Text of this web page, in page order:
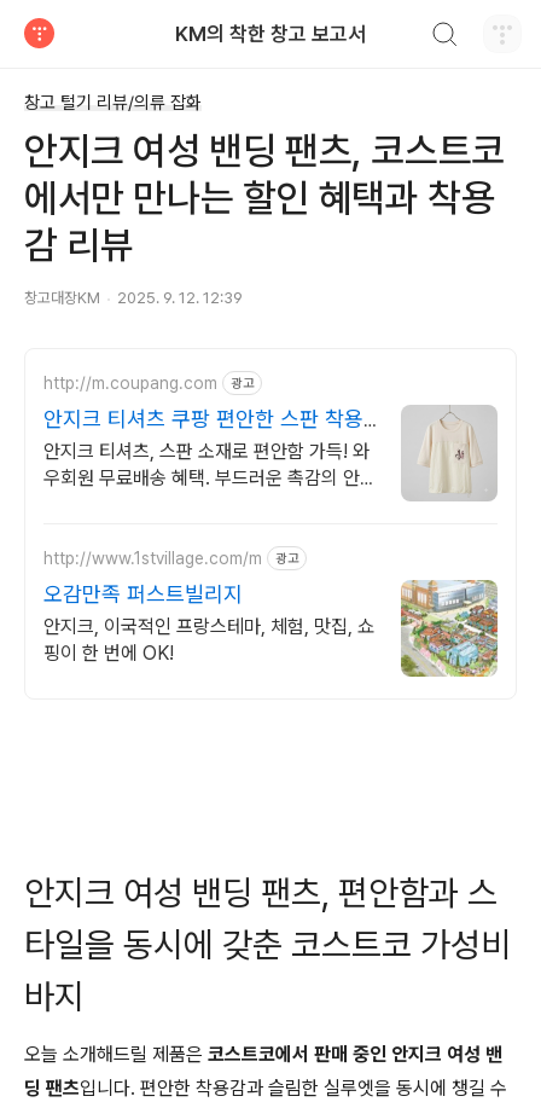
KM의 착한 창고 보고서
창고 털기 리뷰/의류 잡화
안지크 여성 밴딩 팬츠, 코스트코
에서만 만나는 할인 혜택과 착용
감 리뷰
창고대장KM 2025. 9. 12. 12:39
http://m.coupang.com 광고
안지크 티셔츠 쿠팡 편안한 스판 착용
감
안지크 티셔츠, 스판 소재로 편안함 가득! 와
우회원 무료배송 혜택. 부드러운 촉감의 안지
http://www.1stvillage.com/m 광고
오감만족 퍼스트빌리지
안지크, 이국적인 프랑스테마, 체험, 맛집, 쇼
핑이 한 번에 OK!
안지크 여성 밴딩 팬츠, 편안함과 스
타일을 동시에 갖춘 코스트코 가성비
바지
오늘 소개해드릴 제품은 코스트코에서 판매 중인 안지크 여성 밴
딩 팬츠입니다. 편안한 착용감과 슬림한 실루엣을 동시에 챙길 수